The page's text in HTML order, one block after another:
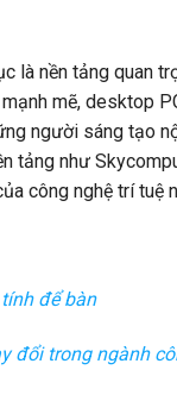
là nền tảng quan
mẽ, desktop
người sáng tạo
tảng như
công nghệ trí tuệ
để bàn
đổi trong ngành